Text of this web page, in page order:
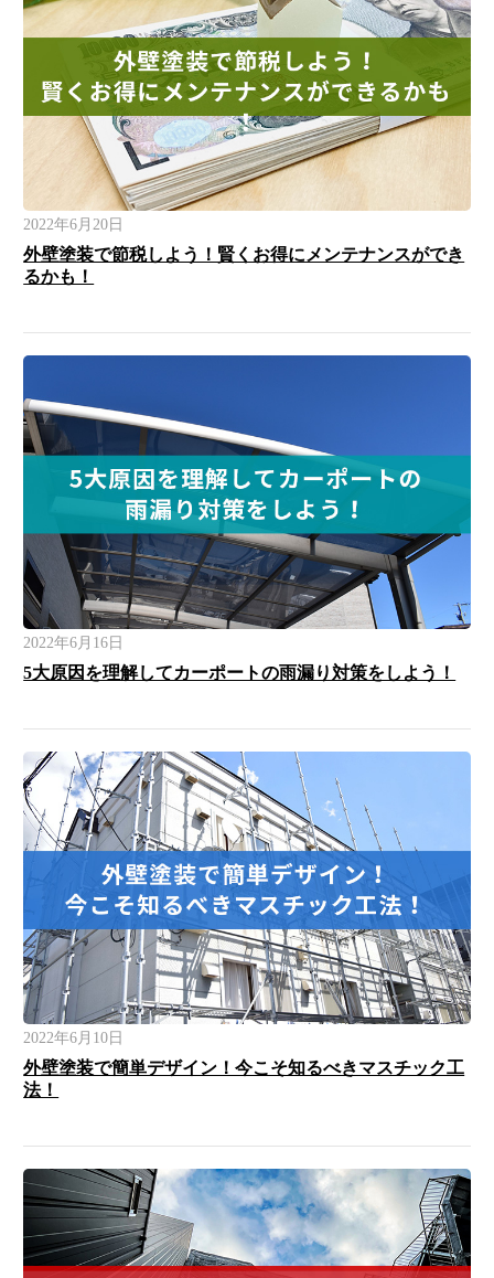
2022年6月20日
外壁塗装で節税しよう！賢くお得にメンテナンスができ
るかも！
2022年6月16日
5大原因を理解してカーポートの雨漏り対策をしよう！
2022年6月10日
外壁塗装で簡単デザイン！今こそ知るべきマスチック工
法！